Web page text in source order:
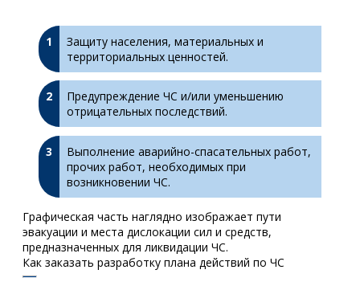
Защиту населения, материальных и
территориальных ценностей.
Предупреждение ЧС и/или уменьшению
отрицательных последствий.
Выполнение аварийно-спасательных работ,
прочих работ, необходимых при
возникновении ЧС.
Графическая часть наглядно изображает пути
эвакуации и места дислокации сил и средств,
предназначенных для ликвидации ЧС.
Как заказать разработку плана действий по ЧС